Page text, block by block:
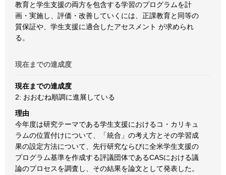
教育と学生支援の両方を包含する学習のプログラムを計
画・実施し、評価・改善していくには、正課教育と同等の
質保証や、学生支援に適合したアセスメント が求められ
る。
現在までの達成度
現在までの達成度
2: おおむね順調に進展している
理由
今年度は研究テーマである学生支援におけるコ・カリキュ
ラムの位置付けについて、「統合」の考え方とその学習成
果の設定方法について、先行研究ならびに全米学生支援の
プログラム基準を作成する評議団体であるCASにおける議
論のプロセスを調査し、その結果を論文として発表した。